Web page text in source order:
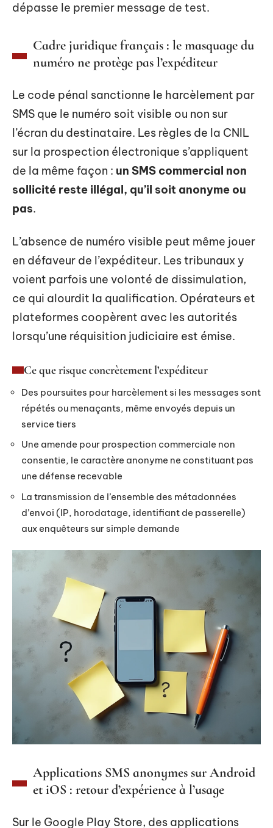
dépasse le premier message de test.
Cadre juridique français : le masquage du
numéro ne protège pas l’expéditeur
Le code pénal sanctionne le harcèlement par
SMS que le numéro soit visible ou non sur
l’écran du destinataire. Les règles de la CNIL
sur la prospection électronique s’appliquent
de la même façon : un SMS commercial non
sollicité reste illégal, qu’il soit anonyme ou
pas.
L’absence de numéro visible peut même jouer
en défaveur de l’expéditeur. Les tribunaux y
voient parfois une volonté de dissimulation,
ce qui alourdit la qualification. Opérateurs et
plateformes coopèrent avec les autorités
lorsqu’une réquisition judiciaire est émise.
Ce que risque concrètement l’expéditeur
Des poursuites pour harcèlement si les messages sont
répétés ou menaçants, même envoyés depuis un
service tiers
Une amende pour prospection commerciale non
consentie, le caractère anonyme ne constituant pas
une défense recevable
La transmission de l’ensemble des métadonnées
d’envoi (IP, horodatage, identifiant de passerelle)
aux enquêteurs sur simple demande
Applications SMS anonymes sur Android
et iOS : retour d’expérience à l’usage
Sur le Google Play Store, des applications